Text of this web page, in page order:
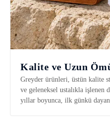
Kalite ve Uzun
Greyder ürünleri, üstün kalite
ve geleneksel ustalıkla
yıllar boyunca, ilk günkü